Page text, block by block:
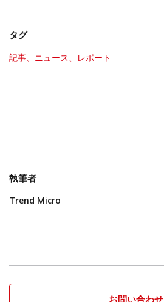
タグ
記事、ニュース、レポート
執筆者
Trend Micro
お問い合わせ